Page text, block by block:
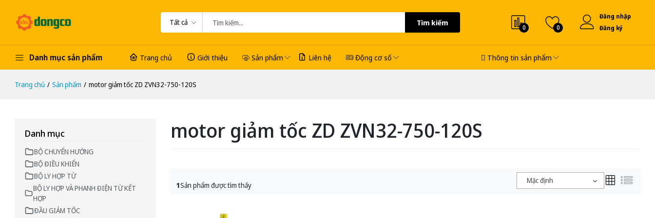
Tất cả Tìm kiếm
0 0
Đăng nhập
Đăng ký
Danh mục sản phẩm Trang chủ Giới thiệu Sản phẩm Liên hệ Động cơ số Thông tin sản phẩm
Trang chủ Sản phẩm motor giảm tốc ZD ZVN32-750-120S
Danh mục
BỘ CHUYỂN HƯỚNG
BỘ ĐIỀU KHIỂN
BỘ LY HỢP TỪ
BỘ LY HỢP VÀ PHANH ĐIỆN TỪ KẾT
HỢP
ĐẦU GIẢM TỐC
motor giảm tốc ZD ZVN32-750-120S
1Sản phẩm được tìm thấy
Mặc định